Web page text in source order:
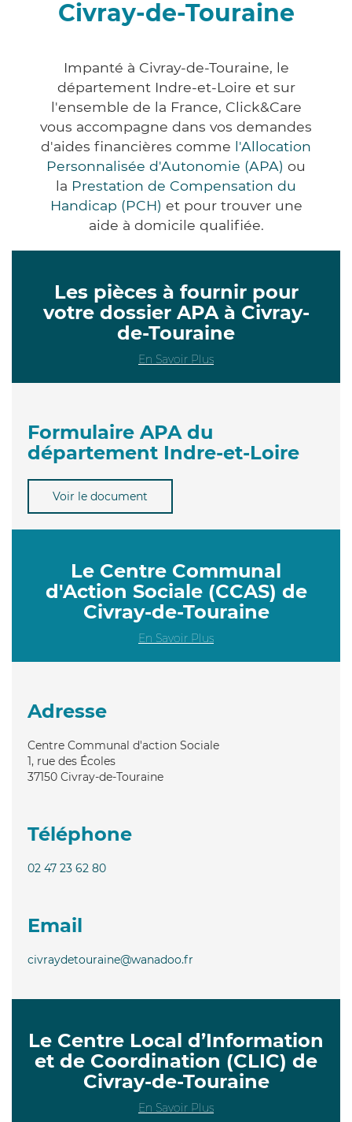
Civray-de-Touraine
Impanté à Civray-de-Touraine, le
département Indre-et-Loire et sur
l'ensemble de la France, Click&Care
vous accompagne dans vos demandes
d'aides financières comme l'Allocation
Personnalisée d'Autonomie (APA) ou
la Prestation de Compensation du
Handicap (PCH) et pour trouver une
aide à domicile qualifiée.
Les pièces à fournir pour
votre dossier APA à Civray-
de-Touraine
En Savoir Plus
Formulaire APA du
département Indre-et-Loire
Voir le document
Le Centre Communal
d'Action Sociale (CCAS) de
Civray-de-Touraine
En Savoir Plus
Adresse
Centre Communal d'action Sociale
1, rue des Écoles
37150 Civray-de-Touraine
Téléphone
02 47 23 62 80
Email
civraydetouraine@wanadoo.fr
Le Centre Local d’Information
et de Coordination (CLIC) de
Civray-de-Touraine
En Savoir Plus